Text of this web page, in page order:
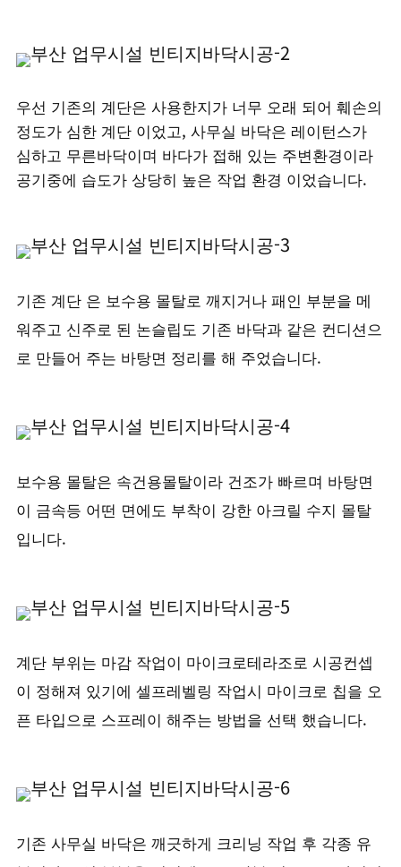
우선 기존의 계단은 사용한지가 너무 오래 되어 훼손의
정도가 심한 계단 이었고, 사무실 바닥은 레이턴스가
심하고 무른바닥이며 바다가 접해 있는 주변환경이라
공기중에 습도가 상당히 높은 작업 환경 이었습니다.
기존 계단 은 보수용 몰탈로 깨지거나 패인 부분을 메
워주고 신주로 된 논슬립도 기존 바닥과 같은 컨디션으
로 만들어 주는 바탕면 정리를 해 주었습니다.
보수용 몰탈은 속건용몰탈이라 건조가 빠르며 바탕면
이 금속등 어떤 면에도 부착이 강한 아크릴 수지 몰탈
입니다.
계단 부위는 마감 작업이 마이크로테라조로 시공컨셉
이 정해져 있기에 셀프레벨링 작업시 마이크로 칩을 오
픈 타입으로 스프레이 해주는 방법을 선택 했습니다.
기존 사무실 바닥은 깨긋하게 크리닝 작업 후 각종 유